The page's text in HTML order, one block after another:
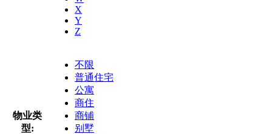
X
Y
Z
物业类
型:
不限
普通住宅
公寓
商住
商铺
别墅